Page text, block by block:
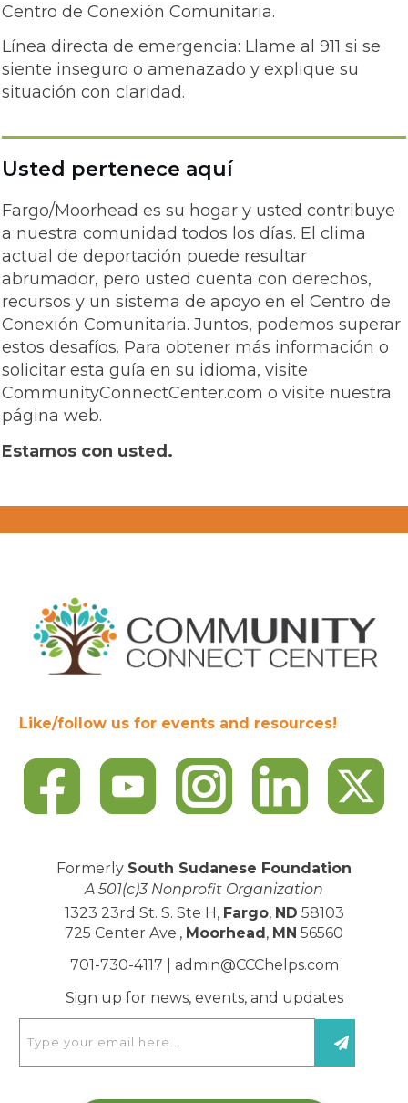
Centro de Conexión Comunitaria.
Línea directa de emergencia: Llame al 911 si se
siente inseguro o amenazado y explique su
situación con claridad.
Usted pertenece aquí
Fargo/Moorhead es su hogar y usted contribuye
a nuestra comunidad todos los días. El clima
actual de deportación puede resultar
abrumador, pero usted cuenta con derechos,
recursos y un sistema de apoyo en el Centro de
Conexión Comunitaria. Juntos, podemos superar
estos desafíos. Para obtener más información o
solicitar esta guía en su idioma, visite
CommunityConnectCenter.com o visite nuestra
página web.
Estamos con usted.
Like/follow us for events and resources!
Formerly South Sudanese Foundation
A 501(c)3 Nonprofit Organization
1323 23rd St. S. Ste H, Fargo, ND 58103
725 Center Ave., Moorhead , MN 56560
701-730-4117 | admin@CCChelps.com
Sign up for news, events, and updates